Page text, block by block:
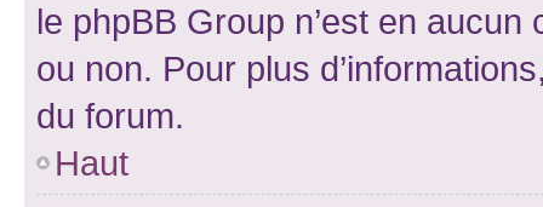
le phpBB Group n’est en
ou non. Pour plus
du forum.
Haut